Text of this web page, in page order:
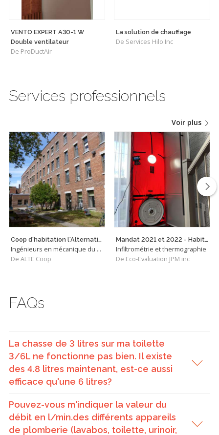
VENTO EXPERT A30-1 W
Double ventilateur
De ProDuctAir
La solution de chauffage
De Services Hilo Inc
Services professionnels
Voir plus
Coop d'habitation l'Alternative - simulation énergétique
Ingénieurs en mécanique du bâtiment
De ALTE Coop
Mandat 2021 et 2022 - Habitation Durable Victoriaville et Plessisville
Infiltrométrie et thermographie
De Eco-Evaluation JPM inc
FAQs
La chasse de 3 litres sur ma toilette
3/6L ne fonctionne pas bien. Il existe
des 4.8 litres maintenant, est-ce aussi
efficace qu'une 6 litres?
Pouvez-vous m'indiquer la valeur du
débit en l/min.des différents appareils
de plomberie (lavabos, toilette, urinoir,